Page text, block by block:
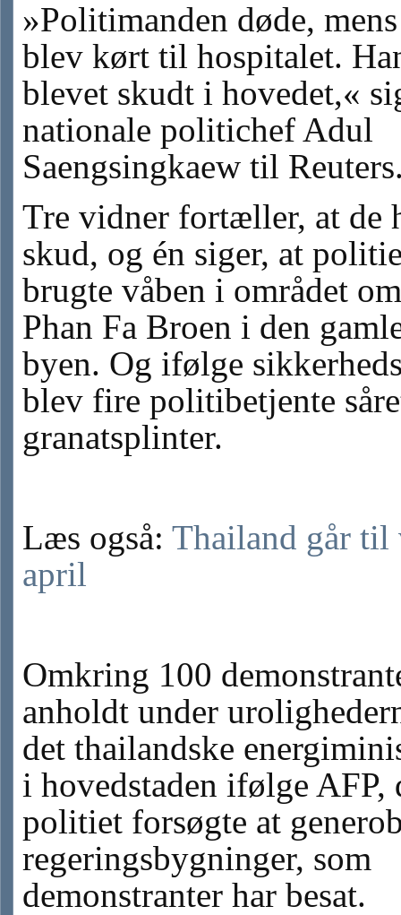
»Politimanden døde,
blev kørt til hospitalet.
blevet skudt i hovedet,«
nationale politichef Adul
Saengsingkaew til
Tre vidner fortæller, at de
skud, og én siger, at
brugte våben i området
Phan Fa Broen i den
byen. Og ifølge
blev fire politibetjente
granatsplinter.
Læs også: Thailand går til
april
Omkring 100
anholdt under
det thailandske
i hovedstaden ifølge AFP,
politiet forsøgte at
regeringsbygninger, som
demonstranter har besat.